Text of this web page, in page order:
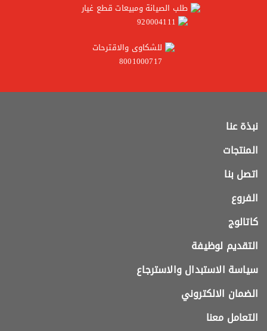
طلب الصيانة ومبيعات قطع غيار
920004111
للشكاوى والاقترحات
8001000717
نبذة عنا
المنتجات
اتصل بنا
الفروع
كاتالوج
التقديم لوظيفة
سياسة الاستبدال والاسترجاع
الضمان الالكتروني
التعامل معنا